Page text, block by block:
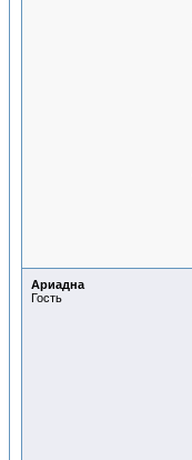
Ариадна
Гость